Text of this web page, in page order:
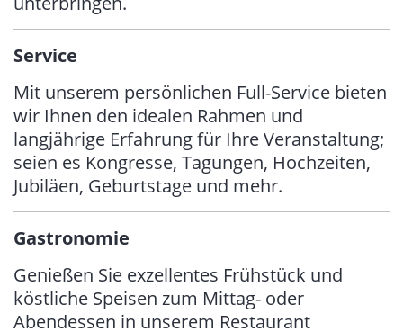
Service
Mit unserem persönlichen Full-Service bieten
wir Ihnen den idealen Rahmen und
langjährige Erfahrung für Ihre Veranstaltung;
seien es Kongresse, Tagungen, Hochzeiten,
Jubiläen, Geburtstage und mehr.
Gastronomie
Genießen Sie exzellentes Frühstück und
köstliche Speisen zum Mittag- oder
Abendessen in unserem Restaurant